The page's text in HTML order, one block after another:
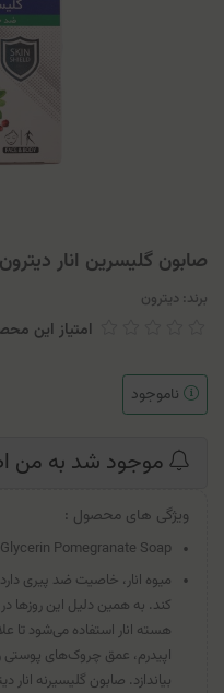
صابون گلیسرین انار دیترون
برند: دیترون
امتیاز این
ناموجود
موجود شد به من
ویژگی های محصول :
Pomegranate Soap
میوه انار، خاصیت ضد پیری
کند. به همین دلیل این روزها
هسته انار استفاده می‌شود تا
اپیدرم، عمق چروک‌های پوستی
بیاندازد. صابون گلیسیرنه